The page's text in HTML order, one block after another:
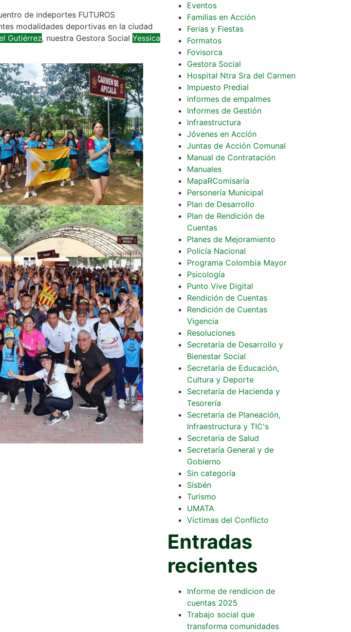
de indeportes FUTUROS
modalidades deportivas en la ciudad
Gutiérrez, nuestra Gestora Social Yessica
Eventos
Familias en Acción
Ferias y Fiestas
Formatos
Fovisorca
Gestora Social
Hospital Ntra Sra del Carmen
Impuesto Predial
informes de empalmes
Informes de Gestión
Infraestructura
Jóvenes en Acción
Juntas de Acción Comunal
Manual de Contratación
Manuales
MapaRComisaría
Personería Municipal
Plan de Desarrollo
Plan de Rendición de
Cuentas
Planes de Mejoramiento
Policía Nacional
Programa Colombia Mayor
Psicología
Punto Vive Digital
Rendición de Cuentas
Rendición de Cuentas
Vigencia
Resoluciones
Secretaría de Desarrollo y
Bienestar Social
Secretaría de Educación,
Cultura y Deporte
Secretaría de Hacienda y
Tesorería
Secretaría de Planeación,
Infraestructura y TIC's
Secretaría de Salud
Secretaría General y de
Gobierno
Sin categoría
Sisbén
Turismo
UMATA
Víctimas del Conflicto
Entradas
recientes
Informe de rendicion de
cuentas 2025
Trabajo social que
transforma comunidades